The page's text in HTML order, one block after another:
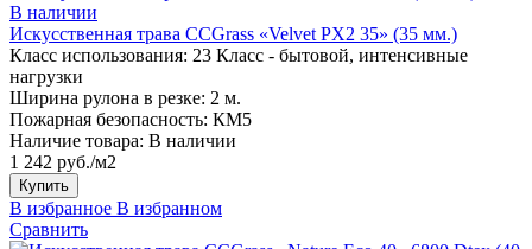
В наличии
Искусственная трава CCGrass «Velvet PX2 35» (35 мм.)
Класс использования: 23 Класс - бытовой, интенсивные
нагрузки
Ширина рулона в резке: 2 м.
Пожарная безопасность: КМ5
Наличие товара: В наличии
1 242 руб./м2
Купить
В избранное В избранном
Сравнить